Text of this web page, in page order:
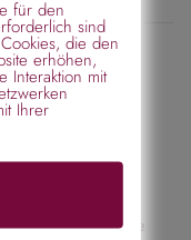
zu einer beigen
einen
herbstlichen
– die perfekte
für den
sind
die den
erhöhen,
Interaktion mit
Ihrer